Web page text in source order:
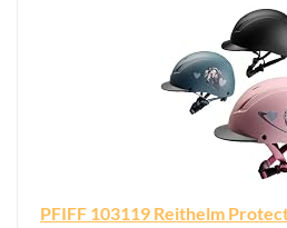
PFIFF 103119 Reithelm